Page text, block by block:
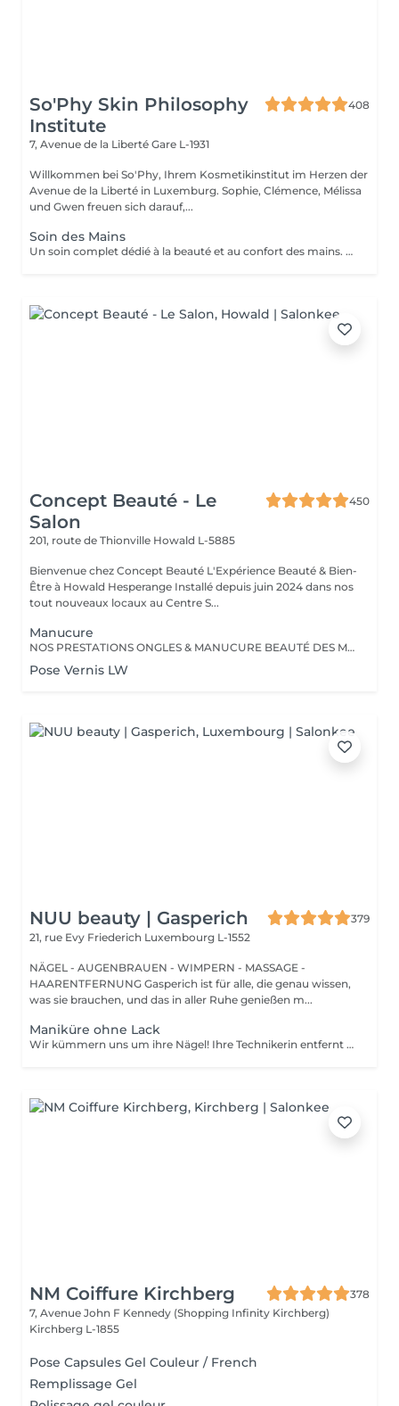
So'Phy Skin Philosophy
Institute
408
7, Avenue de la Liberté Gare L-1931
Willkommen bei So'Phy, Ihrem Kosmetikinstitut im Herzen der
Avenue de la Liberté in Luxemburg. Sophie, Clémence, Mélissa
und Gwen freuen sich darauf,...
Soin des Mains
Un soin complet dédié à la beauté et au confort des mains. Le soin débute par une exfoliation douce afin d'affiner le grain de peau et révéler son éclat naturel. Les mains sont ensuite enveloppées dans un masque hydratant et nourrissant pour une action en profondeur. Pendant ce temps, les ongles sont soigneusement travaillés afin de leur redonner une forme nette et harmonieuse. Le soin se termine par un massage relaxant des mains, procurant une sensation immédiate de confort et de détente. Les mains sont plus douces, la peau nourrie et les ongles parfaitement soignés. Le vernis classique n'est pas proposé à l'institut. Si vous le souhaitez, nous pouvons toutefois réaliser la pose avec votre propre vernis en sélectionnant l'option correspondante.
Concept Beauté - Le
Salon
450
201, route de Thionville Howald L-5885
Bienvenue chez Concept Beauté L'Expérience Beauté & Bien-
Être à Howald Hesperange Installé depuis juin 2024 dans nos
tout nouveaux locaux au Centre S...
Manucure
NOS PRESTATIONS ONGLES & MANUCURE BEAUTÉ DES MAINS Manucure & Soin Nourrissant Offrez à vos mains un soin complet avec une manucure experte comprenant : Limage et mise en forme des ongles Soins des cuticules pour un contour net Massage nourrissant avec des soins hydratants ProNails En supplément : Application d'un vernis Longwear ou semi-permanent (en option) Une pause bien-être idéale pour retrouver des mains soignées et élégantes. OPTIONS À LA CARTE Personnalisez votre soin ! Selon vos envies, vous pouvez compléter votre manucure avec : Pose de vernis Longwear Pour une touche de couleur élégante Vernis semi-permanent Tenue parfaite jusqu'à 3 semaines Soin Spa Complet des mains Exfoliation, masque nourrissant et massage profond pour une détente absolue Offrez à vos mains un soin sur-mesure, réalisé par nos professionnelles expertes ! Notre équipe est composée d'expertes hautement qualifiées, dont certaines sont formatrices en onglerie dans notre centre Concept Beauté Distribution. Nous maîtrisons les dernières tendances et techniques pour garantir des prestations d'exception. Besoin d'un conseil personnalisé ? Nous sommes là pour vous guider vers la meilleure option selon votre type d'ongles et votre style de vie. Offrez à vos mains et à vos pieds l'expertise qu'ils méritent avec ProNails et notre équipe d'expertes !
Pose Vernis LW
NUU beauty | Gasperich
379
21, rue Evy Friederich Luxembourg L-1552
NÄGEL - AUGENBRAUEN - WIMPERN - MASSAGE -
HAARENTFERNUNG Gasperich ist für alle, die genau wissen,
was sie brauchen, und das in aller Ruhe genießen m...
Maniküre ohne Lack
Wir kümmern uns um ihre Nägel! Ihre Technikerin entfernt sanft abgestorbene hautzellen, feilt und formt ihre Nägel und poliert die oberfläche für ein glattes, natürliches finish. Unsere meister bieten kantige, hardware- oder kombinierte manicures an, je nach ihren wünschen. Wie wird eine manicure ohne nagellack durchgeführt? - raue haut wird sanft entfernt - die form der nagelplatte wird behutsam korrigiert - die Nagelhaut und seitlichen ränder werden sorgfältig bearbeitet - Nagelhautöl und handcreme werden aufgetragen, um zu pflegen und zu hydratisieren Altersbeschränkung: empfohlen ab 14 Jahren. Nachbehandlungsempfehlungen: es sind keine speziellen Nachbehandlungen erforderlich. Häufigkeit: alle 3 Wochen.
NM Coiffure Kirchberg
378
7, Avenue John F Kennedy (Shopping Infinity Kirchberg)
Kirchberg L-1855
Pose Capsules Gel Couleur / French
Remplissage Gel